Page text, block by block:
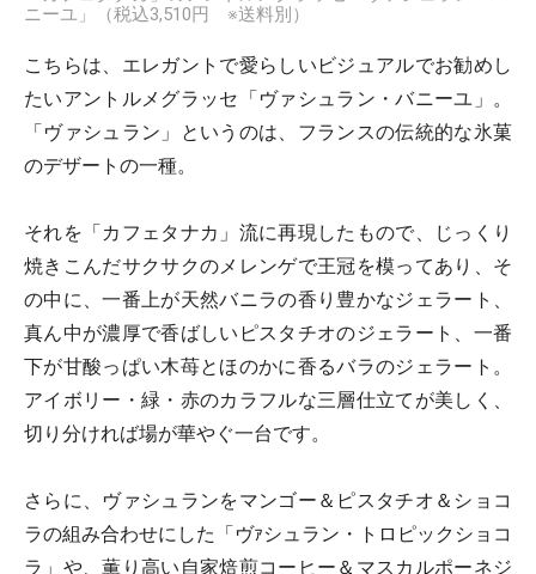
ニーユ」（税込3,510円 ※送料別）
こちらは、エレガントで愛らしいビジュアルでお勧めし
たいアントルメグラッセ「ヴァシュラン・バニーユ」。
「ヴァシュラン」というのは、フランスの伝統的な氷菓
のデザートの一種。
それを「カフェタナカ」流に再現したもので、じっくり
焼きこんだサクサクのメレンゲで王冠を模ってあり、そ
の中に、一番上が天然バニラの香り豊かなジェラート、
真ん中が濃厚で香ばしいピスタチオのジェラート、一番
下が甘酸っぱい木苺とほのかに香るバラのジェラート。
アイボリー・緑・赤のカラフルな三層仕立てが美しく、
切り分ければ場が華やぐ一台です。
さらに、ヴァシュランをマンゴー＆ピスタチオ＆ショコ
ラの組み合わせにした「ヴｧシュラン・トロピックショコ
ラ」や、薫り高い自家焙煎コーヒー＆マスカルポーネジ